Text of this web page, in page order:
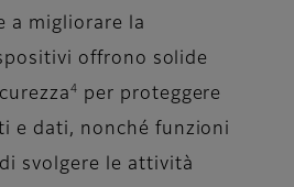
a migliorare la
offrono solide
4
per proteggere
e dati, nonché funzioni
svolgere le attività